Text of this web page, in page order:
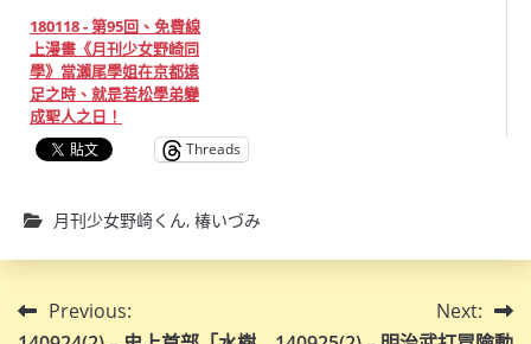
180118 - 第95回、免費線
上漫畫《月刊少女野崎同
學》當瀨尾學姐在京都遠
足之時、就是若松學弟變
成聖人之日！
Threads
月刊少女野崎くん, 椿いづみ
文 Previous:
Next: